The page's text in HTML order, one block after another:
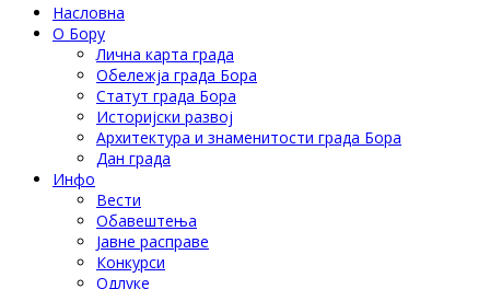
Насловна
О Бору
Лична карта града
Обележја града Бора
Статут града Бора
Историјски развој
Архитектура и знаменитости града Бора
Дан града
Инфо
Вести
Обавештења
Јавне расправе
Конкурси
Одлуке